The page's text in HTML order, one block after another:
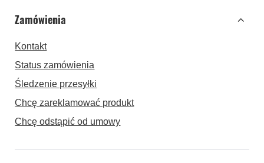
Zamówienia
Kontakt
Status zamówienia
Śledzenie przesyłki
Chcę zareklamować produkt
Chcę odstąpić od umowy